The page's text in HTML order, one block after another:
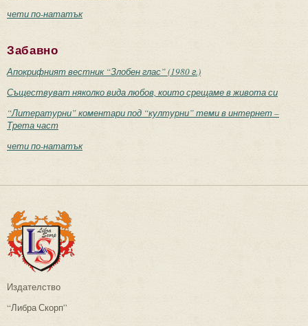
чети по-нататък
Забавно
Апокрифният вестник “Злобен глас” (1980 г.)
Съществуват няколко вида любов, които срещаме в живота си
“Литературни” коментари под “културни” теми в интернет –
Трета част
чети по-нататък
Издателство
“Либра Скорп”